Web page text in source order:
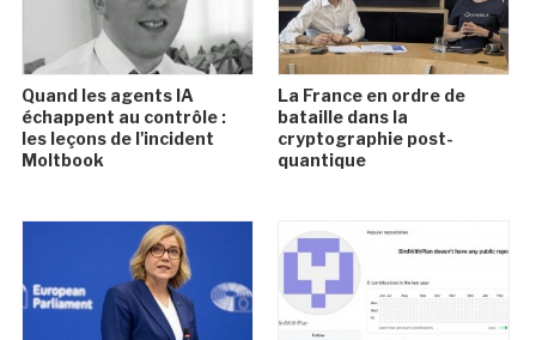
Quand les agents IA
échappent au contrôle :
les leçons de l'incident
Moltbook
La France en ordre de
bataille dans la
cryptographie post-
quantique